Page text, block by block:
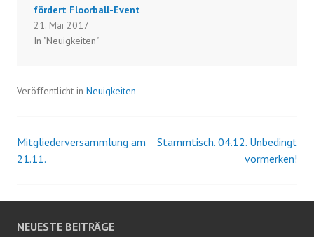
fördert Floorball-Event
21. Mai 2017
In "Neuigkeiten"
Veröffentlicht in Neuigkeiten
Beitrags-
Mitgliederversammlung am
21.11.
Stammtisch. 04.12. Unbedingt
vormerken!
NEUESTE BEITRÄGE